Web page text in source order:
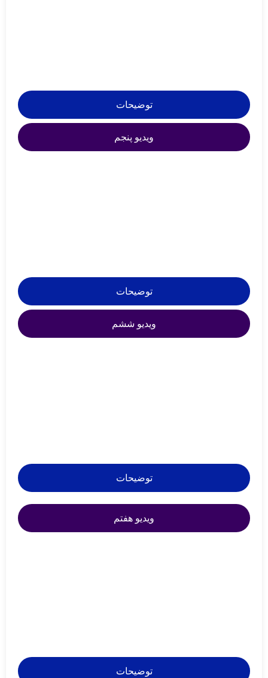
توضیحات
ویدیو پنجم
توضیحات
ویدیو ششم
توضیحات
ویدیو هفتم
توضیحات